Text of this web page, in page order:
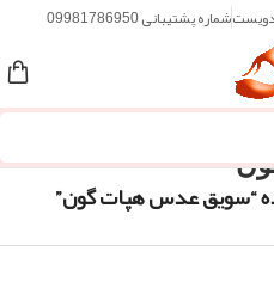
دویستشماره پشتیبانی 09981786950
“سویق عدس هپات گون”